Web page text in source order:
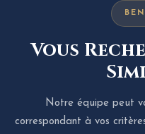
Vous
Notre équipe peut
correspondant à vos